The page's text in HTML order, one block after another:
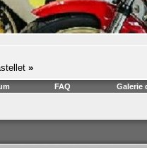
»
FAQ Galerie